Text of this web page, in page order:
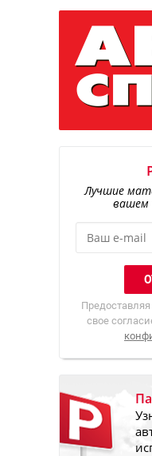
Лучшие
вашем
свое